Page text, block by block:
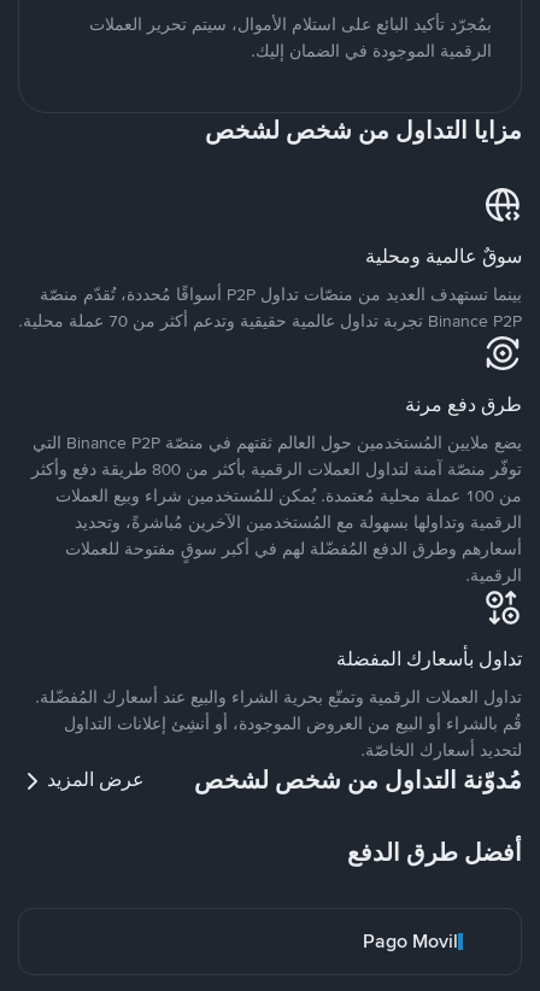
بمُجرّد تأكيد البائع على استلام الأموال، سيتم تحرير العملات
الرقمية الموجودة في الضمان إليك.
مزايا التداول من شخص لشخص
سوقٌ عالمية ومحلية
بينما تستهدف العديد من منصّات تداول P2P أسواقًا مُحددة، تُقدّم منصّة
Binance P2P تجربة تداول عالمية حقيقية وتدعم أكثر من 70 عملة محلية.
طرق دفع مرنة
يضع ملايين المُستخدمين حول العالم ثقتهم في منصّة Binance P2P التي
توفّر منصّة آمنة لتداول العملات الرقمية بأكثر من 800 طريقة دفع وأكثر
من 100 عملة محلية مُعتمدة. يُمكن للمُستخدمين شراء وبيع العملات
الرقمية وتداولها بسهولة مع المُستخدمين الآخرين مُباشرةً، وتحديد
أسعارهم وطرق الدفع المُفضّلة لهم في أكبر سوقٍ مفتوحة للعملات
الرقمية.
تداول بأسعارك المفضلة
تداول العملات الرقمية وتمتّع بحرية الشراء والبيع عند أسعارك المُفضّلة.
قُم بالشراء أو البيع من العروض الموجودة، أو أنشِئ إعلانات التداول
لتحديد أسعارك الخاصّة.
مُدوّنة التداول من شخص لشخص عرض المزيد
أفضل طرق الدفع
Pago Movil